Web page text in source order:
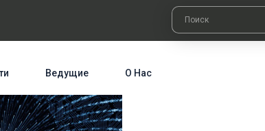
Ведущие О Нас